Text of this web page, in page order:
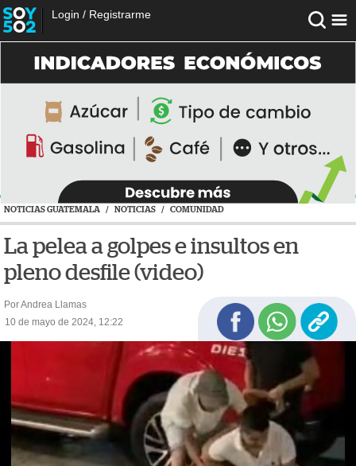
Login / Registrarme
NOTICIAS GUATEMALA / NOTICIAS / COMUNIDAD
La pelea a golpes e insultos en
pleno desfile (video)
Por Andrea Llamas
10 de mayo de 2024, 12:22